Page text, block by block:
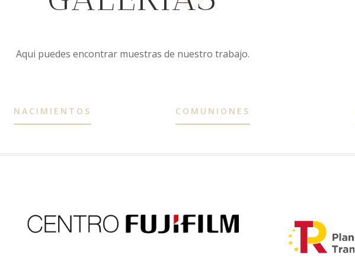
Aqui puedes encontrar muestras de nuestro trabajo.
NACIMIENTOS COMUNIONES